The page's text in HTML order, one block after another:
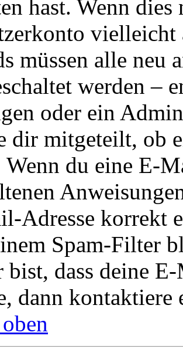
hast. Wenn
müssen alle neu
werden –
oder ein
dir mitgeteilt, ob
du eine E-
Adresse korrekt
Spam-Filter
bist, dass deine
dann kontaktiere